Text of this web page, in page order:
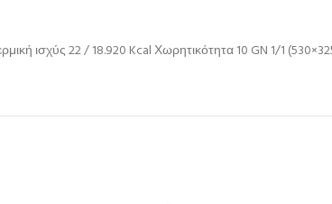
ισχύς 22 / 18.920 Kcal Χωρητικότητα 10 GN 1/1